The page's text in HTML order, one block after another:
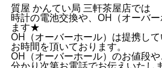
質屋 かんてい局 三軒茶屋店では
時計の電池交換や、OH（オーバ
ます★
OH（オーバーホール）は提携し
お時間を頂いております。
OH（オーバーホール）のお値段